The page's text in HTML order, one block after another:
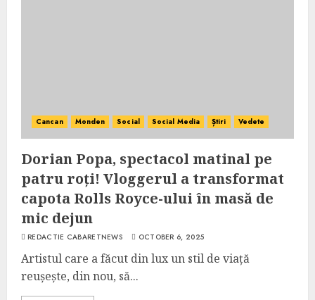
Cancan Monden Social Social Media Știri Vedete
Dorian Popa, spectacol matinal pe
patru roți! Vloggerul a transformat
capota Rolls Royce-ului în masă de
mic dejun
REDACTIE CABARETNEWS OCTOBER 6, 2025
Artistul care a făcut din lux un stil de viață
reușește, din nou, să...